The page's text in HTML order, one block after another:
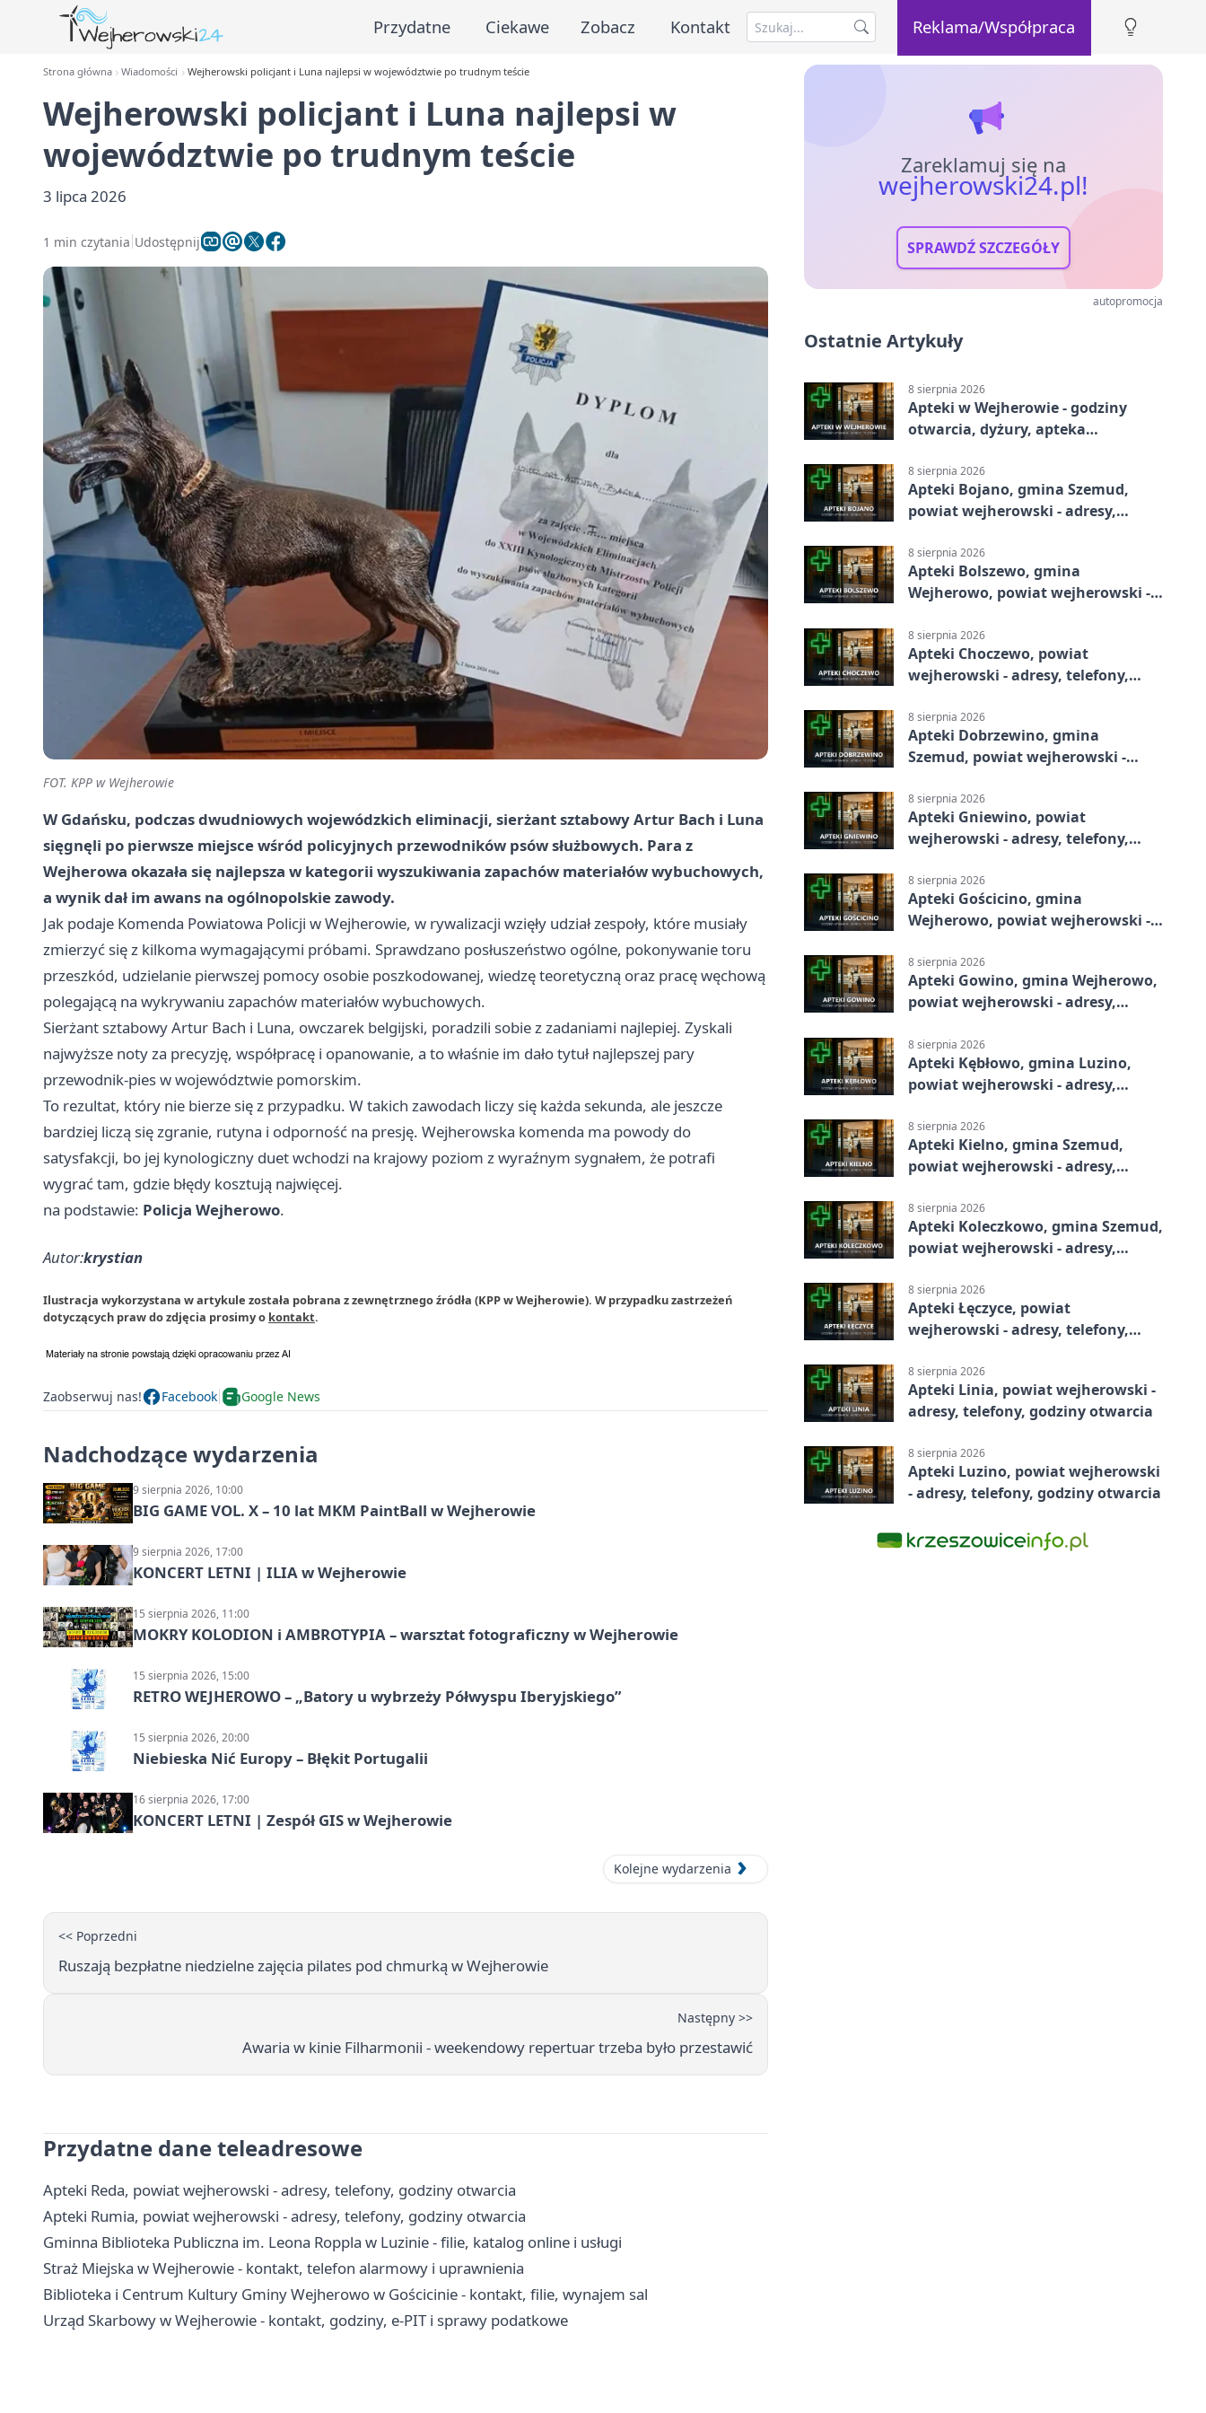
Przydatne Ciekawe Zobacz Kontakt Reklama/Współpraca
Strona główna Wiadomości Wejherowski policjant i Luna najlepsi w województwie po trudnym teście
Wejherowski policjant i Luna najlepsi w
województwie po trudnym teście
3 lipca 2026
1 min czytania Udostępnij
FOT. KPP w Wejherowie
W Gdańsku, podczas dwudniowych wojewódzkich eliminacji, sierżant sztabowy Artur Bach i Luna
sięgnęli po pierwsze miejsce wśród policyjnych przewodników psów służbowych. Para z
Wejherowa okazała się najlepsza w kategorii wyszukiwania zapachów materiałów wybuchowych,
a wynik dał im awans na ogólnopolskie zawody.
Jak podaje Komenda Powiatowa Policji w Wejherowie, w rywalizacji wzięły udział zespoły, które musiały
zmierzyć się z kilkoma wymagającymi próbami. Sprawdzano posłuszeństwo ogólne, pokonywanie toru
przeszkód, udzielanie pierwszej pomocy osobie poszkodowanej, wiedzę teoretyczną oraz pracę węchową
polegającą na wykrywaniu zapachów materiałów wybuchowych.
Sierżant sztabowy Artur Bach i Luna, owczarek belgijski, poradzili sobie z zadaniami najlepiej. Zyskali
najwyższe noty za precyzję, współpracę i opanowanie, a to właśnie im dało tytuł najlepszej pary
przewodnik-pies w województwie pomorskim.
To rezultat, który nie bierze się z przypadku. W takich zawodach liczy się każda sekunda, ale jeszcze
bardziej liczą się zgranie, rutyna i odporność na presję. Wejherowska komenda ma powody do
satysfakcji, bo jej kynologiczny duet wchodzi na krajowy poziom z wyraźnym sygnałem, że potrafi
wygrać tam, gdzie błędy kosztują najwięcej.
na podstawie: Policja Wejherowo.
Autor:krystian
Ilustracja wykorzystana w artykule została pobrana z zewnętrznego źródła (KPP w Wejherowie). W przypadku zastrzeżeń
dotyczących praw do zdjęcia prosimy o kontakt.
Zaobserwuj nas! Facebook Google News
Nadchodzące wydarzenia
9 sierpnia 2026, 10:00
BIG GAME VOL. X – 10 lat MKM PaintBall w Wejherowie
9 sierpnia 2026, 17:00
KONCERT LETNI | ILIA w Wejherowie
15 sierpnia 2026, 11:00
MOKRY KOLODION i AMBROTYPIA – warsztat fotograficzny w Wejherowie
15 sierpnia 2026, 15:00
RETRO WEJHEROWO – „Batory u wybrzeży Półwyspu Iberyjskiego”
15 sierpnia 2026, 20:00
Niebieska Nić Europy – Błękit Portugalii
16 sierpnia 2026, 17:00
KONCERT LETNI | Zespół GIS w Wejherowie
Kolejne wydarzenia
<< Poprzedni
Ruszają bezpłatne niedzielne zajęcia pilates pod chmurką w Wejherowie
Następny >>
Awaria w kinie Filharmonii - weekendowy repertuar trzeba było przestawić
Przydatne dane teleadresowe
Apteki Reda, powiat wejherowski - adresy, telefony, godziny otwarcia
Apteki Rumia, powiat wejherowski - adresy, telefony, godziny otwarcia
Gminna Biblioteka Publiczna im. Leona Roppla w Luzinie - filie, katalog online i usługi
Straż Miejska w Wejherowie - kontakt, telefon alarmowy i uprawnienia
Biblioteka i Centrum Kultury Gminy Wejherowo w Gościcinie - kontakt, filie, wynajem sal
Urząd Skarbowy w Wejherowie - kontakt, godziny, e-PIT i sprawy podatkowe
Zareklamuj się na
wejherowski24.pl!
SPRAWDŹ SZCZEGÓŁY
autopromocja
Ostatnie Artykuły
8 sierpnia 2026
Apteki w Wejherowie - godziny
otwarcia, dyżury, apteka
8 sierpnia 2026
Apteki Bojano, gmina Szemud,
powiat wejherowski - adresy,
8 sierpnia 2026
Apteki Bolszewo, gmina
Wejherowo, powiat wejherowski -
8 sierpnia 2026
Apteki Choczewo, powiat
wejherowski - adresy, telefony,
8 sierpnia 2026
Apteki Dobrzewino, gmina
Szemud, powiat wejherowski -
8 sierpnia 2026
Apteki Gniewino, powiat
wejherowski - adresy, telefony,
8 sierpnia 2026
Apteki Gościcino, gmina
Wejherowo, powiat wejherowski -
8 sierpnia 2026
Apteki Gowino, gmina Wejherowo,
powiat wejherowski - adresy,
8 sierpnia 2026
Apteki Kębłowo, gmina Luzino,
powiat wejherowski - adresy,
8 sierpnia 2026
Apteki Kielno, gmina Szemud,
powiat wejherowski - adresy,
8 sierpnia 2026
Apteki Koleczkowo, gmina Szemud,
powiat wejherowski - adresy,
8 sierpnia 2026
Apteki Łęczyce, powiat
wejherowski - adresy, telefony,
8 sierpnia 2026
Apteki Linia, powiat wejherowski -
adresy, telefony, godziny otwarcia
8 sierpnia 2026
Apteki Luzino, powiat wejherowski
- adresy, telefony, godziny otwarcia